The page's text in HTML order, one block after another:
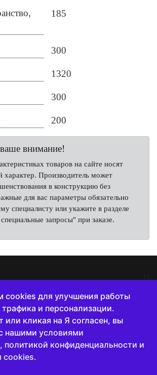
185
300
1320
300
200
внимание!
товаров на сайте носят
Производитель может
в конструкцию без
для вас параметры обязательно
специалисту или укажите в разделе
запросы" при заказе.
Завод промышленного
cookies для улучшения работы
трафика и персонализации.
или кликая на Я согласен, вы
нашими условиями
политикой конфиденциальности и
cookies.